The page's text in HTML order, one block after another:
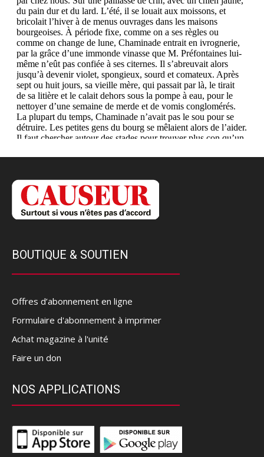
BOUTIQUE & SOUTIEN
Offres d’abonnement en ligne
Formulaire d'abonnement à imprimer
Achat magazine à l'unité
Faire un don
NOS APPLICATIONS